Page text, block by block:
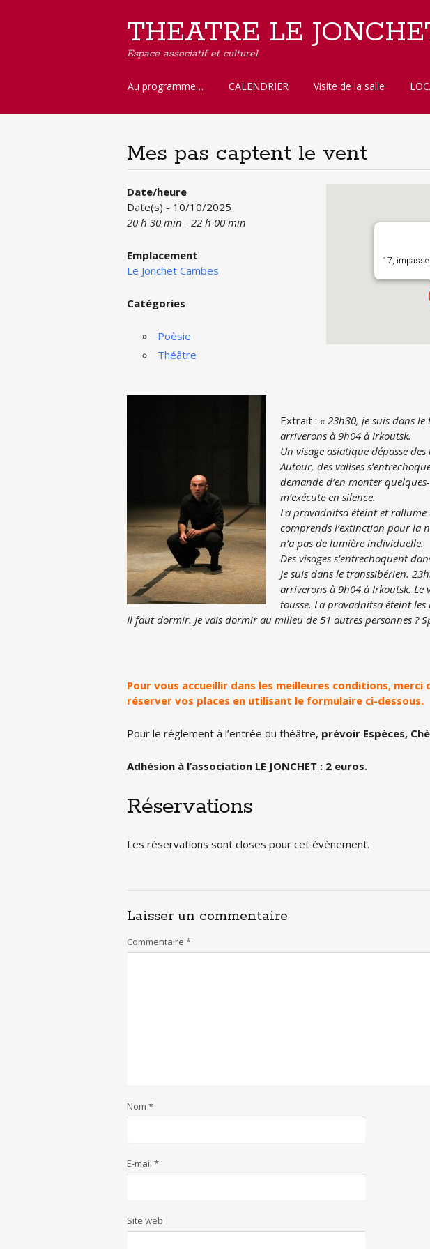
THEATRE LE
Espace associatif et culturel
Aller
contenu
Au programme… CALENDRIER Visite de la salle
Mes pas captent le vent
17, impasse
Date/heure
Date(s) - 10/10/2025
20 h 30 min - 22 h 00 min
Emplacement
Le Jonchet Cambes
Catégories
Poèsie
Théâtre
Extrait : « 23h30, je suis dans
arriverons à 9h04 à Irkoutsk.
Un visage asiatique dépasse
Autour, des valises
demande d’en monter
m’exécute en silence.
La pravadnitsa éteint et
comprends l’extinction pour la
n’a pas de lumière individuelle.
Des visages s’entrechoquent
Je suis dans le transsibérien.
arriverons à 9h04 à Irkoutsk. Le
tousse. La pravadnitsa éteint les
Il faut dormir. Je vais dormir au milieu de 51 autres personnes ?
Pour vous accueillir dans les meilleures conditions,
réserver vos places en utilisant le formulaire ci-dessous.
Pour le réglement à l’entrée du théâtre, prévoir Espèces,
Adhésion à l’association LE JONCHET : 2 euros.
Réservations
Les réservations sont closes pour cet évènement.
Laisser un commentaire
Commentaire *
Nom *
E-mail *
Site web